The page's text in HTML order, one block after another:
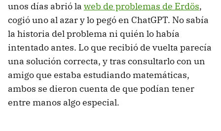
unos días abrió la web de problemas de Erdös,
cogió uno al azar y lo pegó en ChatGPT. No sabía
la historia del problema ni quién lo había
intentado antes. Lo que recibió de vuelta parecía
una solución correcta, y tras consultarlo con un
amigo que estaba estudiando matemáticas,
ambos se dieron cuenta de que podían tener
entre manos algo especial.